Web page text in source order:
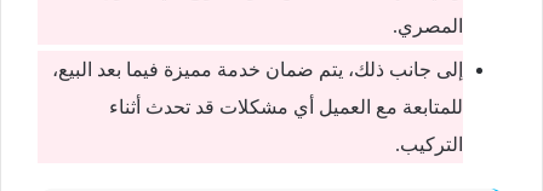
المصري.
إلى جانب ذلك، يتم ضمان خدمة مميزة فيما بعد البيع،
للمتابعة مع العميل أي مشكلات قد تحدث أثناء
التركيب.